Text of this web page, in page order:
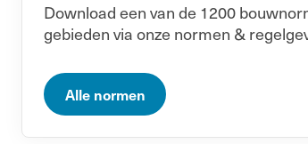
Download een van de 1200
gebieden via onze normen &
Alle normen